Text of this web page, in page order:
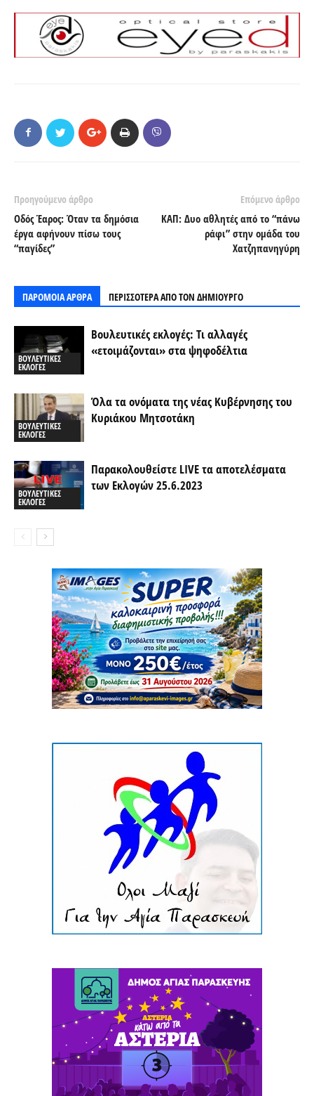
Προηγούμενο άρθρο
Οδός Έαρος: Όταν τα δημόσια
έργα αφήνουν πίσω τους
“παγίδες”
Επόμενο άρθρο
ΚΑΠ: Δυο αθλητές από το “πάνω
ράφι” στην ομάδα του
Χατζηπανηγύρη
ΠΑΡΟΜΟΙΑ ΑΡΘΡΑ ΠΕΡΙΣΣΟΤΕΡΑ ΑΠΟ ΤΟΝ ΔΗΜΙΟΥΡΓΟ
ΒΟΥΛΕΥΤΙΚΕΣ
ΕΚΛΟΓΕΣ
Βουλευτικές εκλογές: Τι αλλαγές
«ετοιμάζονται» στα ψηφοδέλτια
ΒΟΥΛΕΥΤΙΚΕΣ
ΕΚΛΟΓΕΣ
Όλα τα ονόματα της νέας Κυβέρνησης του
Κυριάκου Μητσοτάκη
ΒΟΥΛΕΥΤΙΚΕΣ
ΕΚΛΟΓΕΣ
Παρακολουθείστε LIVE τα αποτελέσματα
των Εκλογών 25.6.2023